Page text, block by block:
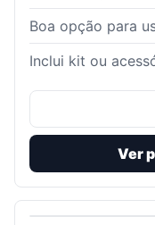
Boa opção para
Inclui kit ou
Ver